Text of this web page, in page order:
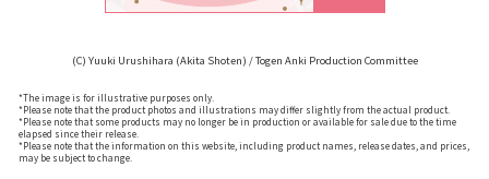
(C) Yuuki Urushihara (Akita Shoten) / Togen Anki Production Committee
*The image is for illustrative purposes only.
*Please note that the product photos and illustrations may differ slightly from the actual product.
*Please note that some products may no longer be in production or available for sale due to the time
elapsed since their release.
*Please note that the information on this website, including product names, release dates, and prices,
may be subject to change.